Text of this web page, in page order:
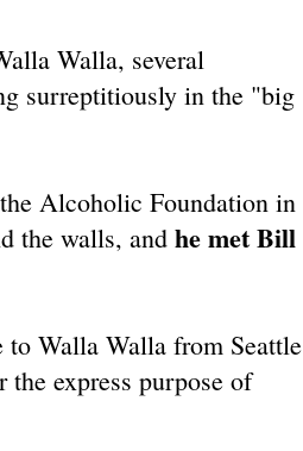
Walla, several
surreptitiously in the "big
Alcoholic Foundation in
the walls, and he met Bill
Walla Walla from Seattle
express purpose of